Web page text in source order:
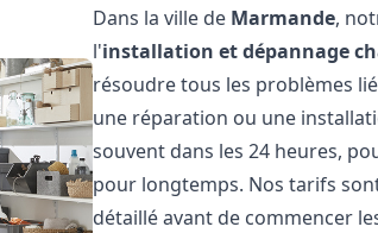
Dans la ville de Marmande,
l'installation et dépannage
résoudre tous les problèmes
une réparation ou une
souvent dans les 24 heures,
pour longtemps. Nos tarifs
détaillé avant de commencer